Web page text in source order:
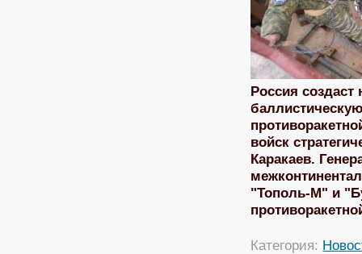
Россия
войск
Каракаев.
"Тополь-М" и
Категория: